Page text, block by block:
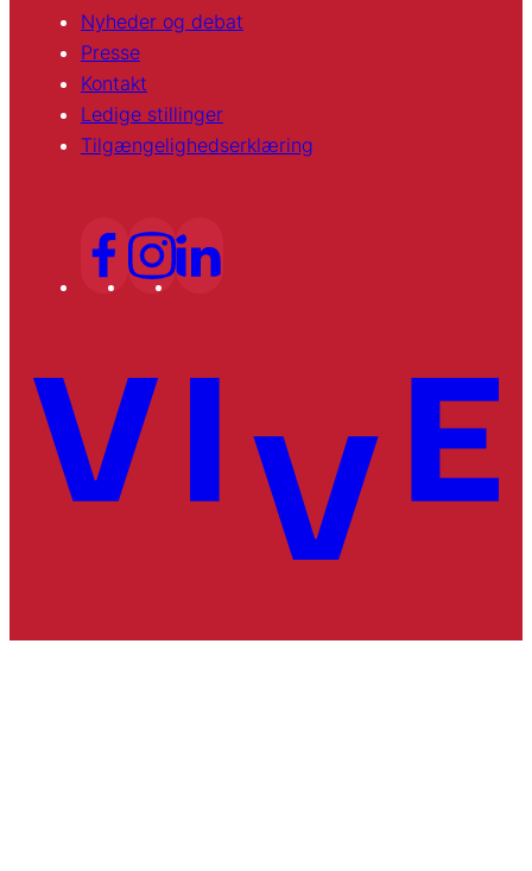
Nyheder og debat
Presse
Kontakt
Ledige stillinger
Tilgængelighedserklæring